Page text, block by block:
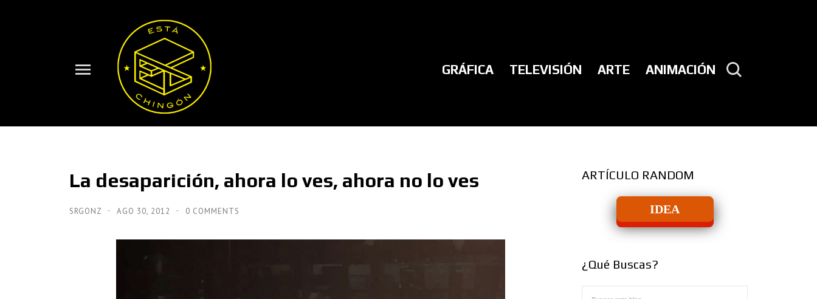
GRÁFICA TELEVISIÓN ARTE ANIMACIÓN
La desaparición, ahora lo ves, ahora no lo ves
SRGONZ AGO 30, 2012 0 COMMENTS
ARTÍCULO RANDOM
IDEA
¿Qué Buscas?